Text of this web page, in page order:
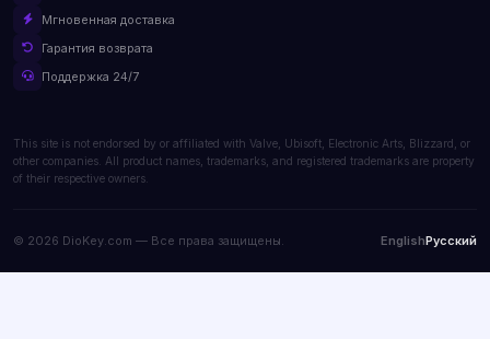
Мгновенная доставка
Гарантия возврата
Поддержка 24/7
This site is not endorsed by or affiliated with Valve, Ubisoft, Electronic Arts, Blizzard, or
other companies. All product names, trademarks, and registered trademarks are property
of their respective owners.
© 2026 DioKey.com — Все права защищены. EnglishРусский